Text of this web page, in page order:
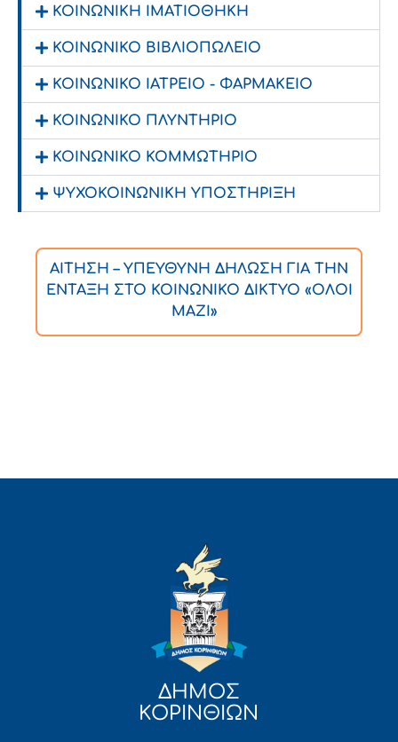
ΚΟΙΝΩΝΙΚΗ ΙΜΑΤΙΟΘΗΚΗ
ΚΟΙΝΩΝΙΚΟ ΒΙΒΛΙΟΠΩΛΕΙΟ
ΚΟΙΝΩΝΙΚΟ ΙΑΤΡΕΙΟ - ΦΑΡΜΑΚΕΙΟ
ΚΟΙΝΩΝΙΚΟ ΠΛΥΝΤΗΡΙΟ
ΚΟΙΝΩΝΙΚΟ ΚΟΜΜΩΤΗΡΙΟ
ΨΥΧΟΚΟΙΝΩΝΙΚΗ ΥΠΟΣΤΗΡΙΞΗ
ΑΙΤΗΣΗ – ΥΠΕΥΘΥΝΗ ΔΗΛΩΣΗ ΓΙΑ ΤΗΝ
ΕΝΤΑΞΗ ΣΤΟ ΚΟΙΝΩΝΙΚΟ ΔΙΚΤΥΟ «ΟΛΟΙ
ΜΑΖΙ»
ΔΗΜΟΣ
ΚΟΡΙΝΘΙΩΝ